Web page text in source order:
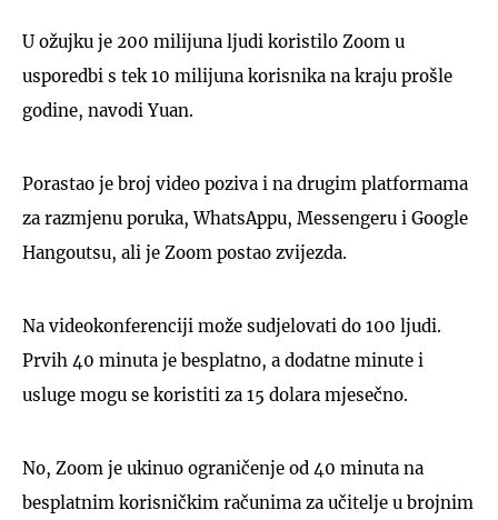
U ožujku je 200 milijuna ljudi koristilo Zoom u
usporedbi s tek 10 milijuna korisnika na kraju prošle
godine, navodi Yuan.
Porastao je broj video poziva i na drugim platformama
za razmjenu poruka, WhatsAppu, Messengeru i Google
Hangoutsu, ali je Zoom postao zvijezda.
Na videokonferenciji može sudjelovati do 100 ljudi.
Prvih 40 minuta je besplatno, a dodatne minute i
usluge mogu se koristiti za 15 dolara mjesečno.
No, Zoom je ukinuo ograničenje od 40 minuta na
besplatnim korisničkim računima za učitelje u brojnim